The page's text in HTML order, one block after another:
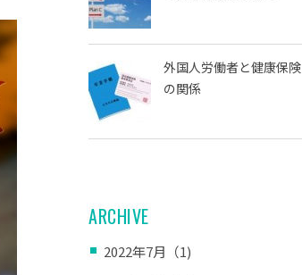
外国人労働者と健康保険
の関係
ARCHIVE
2022年7月（1)